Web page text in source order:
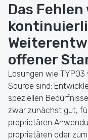
Das
offener
Lösungen wie
Source sind:
speziellen
zwar zunächst gut,
proprietären
proprietären oder